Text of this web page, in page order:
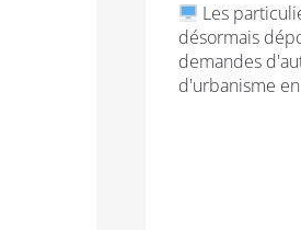
Les
désormais
demandes
d'urbanisme